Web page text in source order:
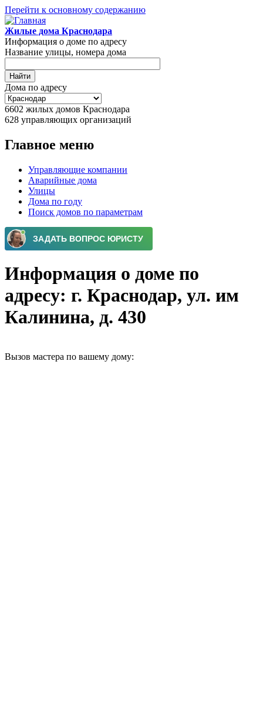
Перейти к основному содержанию
Жилые дома Краснодара
Информация о доме по адресу
Название улицы, номера дома
Дома по адресу
6602 жилых домов Краснодара
628 управляющих организаций
Главное меню
Управляющие компании
Аварийные дома
Улицы
Дома по году
Поиск домов по параметрам
Информация о доме по
адресу: г. Краснодар, ул. им
Калинина, д. 430
Вызов мастера по вашему дому: